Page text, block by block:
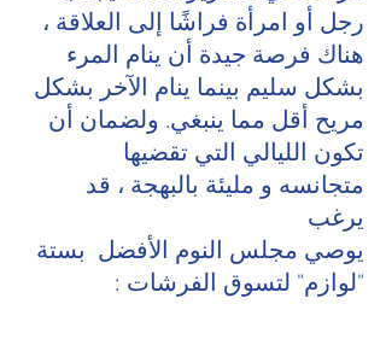
رجل أو امرأة فراشًا إلى العلاقة ،
هناك فرصة جيدة أن ينام المرء
بشكل سليم بينما ينام الآخر بشكل
مريح أقل مما ينبغي. ولضمان أن
تكون الليالي التي تقضيها
متجانسه و مليئة بالبهجة ، قد
يرغب
يوصي مجلس النوم الأفضل  بستة
"لوازم" لتسوق الفرشات :